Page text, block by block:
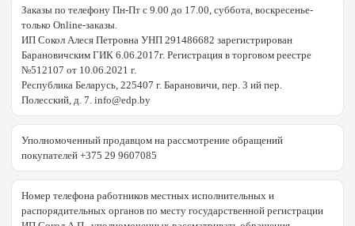
Заказы по телефону Пн-Пт с 9.00 до 17.00, суббота, воскресенье-
только Online-заказы.
ИП Сокол Алеся Петровна УНП 291486682 зарегистрирован
Барановичским ГИК 6.06.2017г. Регистрация в торговом реестре
№512107 от 10.06.2021 г.
Республика Беларусь, 225407 г. Барановичи, пер. 3 ий пер.
Полесский, д. 7. info@edp.by
Уполномоченный продавцом на рассмотрение обращений
покупателей +375 29 9607085
Номер телефона работников местных исполнительных и
распорядительных органов по месту государственной регистрации